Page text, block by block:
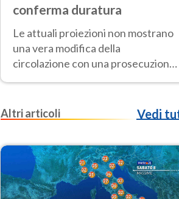
conferma duratura
Le attuali proiezioni non mostrano
una vera modifica della
circolazione con una prosecuzione
del caldo fuori scala per molti
Ferragosto
Altri articoli Vedi